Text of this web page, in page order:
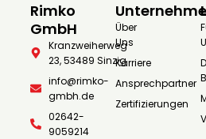
Rimko
GmbH
Kranzweiherweg
23, 53489 Sinzig
info@rimko-
gmbh.de
02642-
9059214
Über
Uns
Karriere
Ansprechpartner
Zertifizierungen